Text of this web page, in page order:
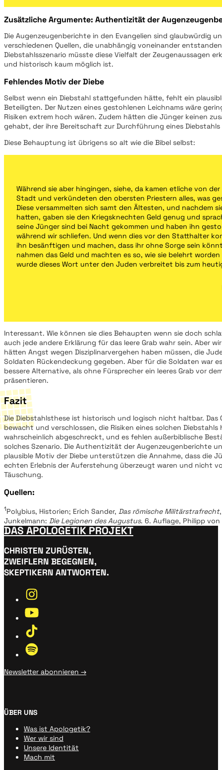
Zusätzliche Argumente: Authentizität der
Die Augenzeugenberichte in den Evangelien sind glaubwürdig
verschiedenen Quellen, die unabhängig voneinander
Diebstahlsszenario müsste diese Vielfalt der Zeugenaussagen
und historisch kaum möglich ist.
Fehlendes Motiv der Diebe
Selbst wenn ein Diebstahl stattgefunden hätte, fehlt ein
Beteiligten. Der Nutzen eines gestohlenen Leichnams wäre
Risiken extrem hoch wären. Zudem hätten die Jünger keinen
gehabt, der ihre Bereitschaft zur Durchführung eines Diebstahls
Diese Behauptung ist übrigens so alt wie die Bibel selbst:
Während sie aber hingingen, siehe, da kamen etliche von der
Stadt und verkündeten den obersten Priestern alles, was
Diese versammelten sich samt den Ältesten, und nachdem
hatten, gaben sie den Kriegsknechten Geld genug und
seine Jünger sind bei Nacht gekommen und haben ihn
während wir schliefen. Und wenn dies vor den Statthalter
ihn besänftigen und machen, dass ihr ohne Sorge sein
nahmen das Geld und machten es so, wie sie belehrt worden
wurde dieses Wort unter den Juden verbreitet bis zum
Interessant. Wie können sie dies Behaupten wenn sie doch
auch jede andere Erklärung für das leere Grab wahr sein. Aber
hätten Angst wegen Disziplinarvergehen haben müssen, die
Soldaten Rückendeckung gegeben. Aber für die Soldaten war
bessere Alternative, als ohne Fürsprecher ein leeres Grab vor
präsentieren.
Fazit
Die Diebstahlsthese ist historisch und logisch nicht haltbar. Das
bewacht und verschlossen, die Risiken eines solchen Diebstahls
wahrscheinlich abgeschreckt, und es fehlen außerbiblische
solches Szenario. Die Authentizität der Augenzeugenberichte
plausible Motiv der Diebe unterstützen die Annahme, dass die
echten Erlebnis der Auferstehung überzeugt waren und nicht
Täuschung.
Quellen:
1Polybius, Historien; Erich Sander, Das römische Militärstrafrecht
Junkelmann: Die Legionen des Augustus. 6. Auflage, Philipp
DAS APOLOGETIK PROJEKT
CHRISTEN ZURÜSTEN,
ZWEIFLERN BEGEGNEN,
SKEPTIKERN ANTWORTEN.
Newsletter abonnieren →
ÜBER UNS
Was ist Apologetik?
Wer wir sind
Unsere Identität
Mach mit